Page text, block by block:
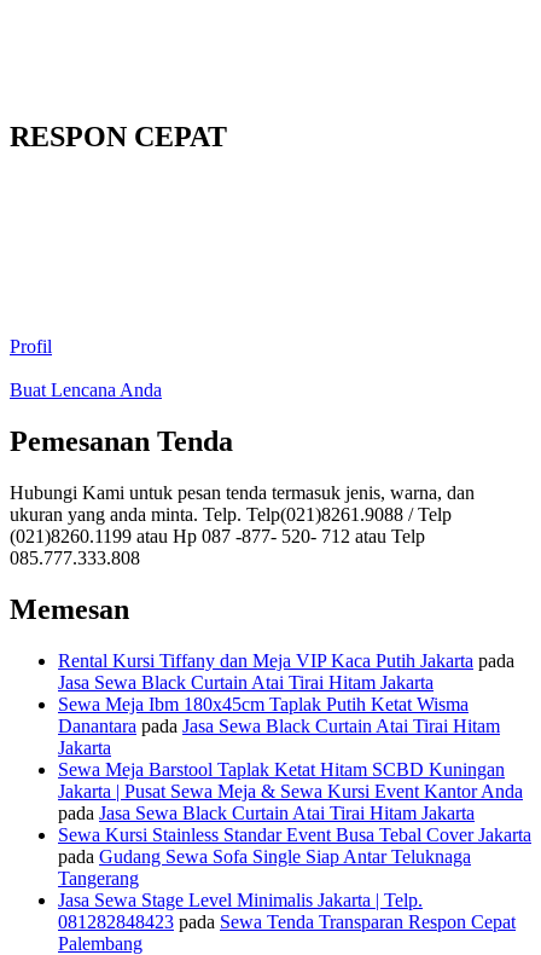
RESPON CEPAT
Profil
Buat Lencana Anda
Pemesanan Tenda
Hubungi Kami untuk pesan tenda termasuk jenis, warna, dan
ukuran yang anda minta. Telp. Telp(021)8261.9088 / Telp
(021)8260.1199 atau Hp 087 -877- 520- 712 atau Telp
085.777.333.808
Memesan
Rental Kursi Tiffany dan Meja VIP Kaca Putih Jakarta pada
Jasa Sewa Black Curtain Atai Tirai Hitam Jakarta
Sewa Meja Ibm 180x45cm Taplak Putih Ketat Wisma
Danantara pada Jasa Sewa Black Curtain Atai Tirai Hitam
Jakarta
Sewa Meja Barstool Taplak Ketat Hitam SCBD Kuningan
Jakarta | Pusat Sewa Meja & Sewa Kursi Event Kantor Anda
pada Jasa Sewa Black Curtain Atai Tirai Hitam Jakarta
Sewa Kursi Stainless Standar Event Busa Tebal Cover Jakarta
pada Gudang Sewa Sofa Single Siap Antar Teluknaga
Tangerang
Jasa Sewa Stage Level Minimalis Jakarta | Telp.
081282848423 pada Sewa Tenda Transparan Respon Cepat
Palembang